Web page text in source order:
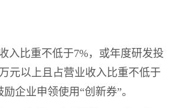
入比重不低于7%，或年度研发投
元以上且占营业收入比重不低于
企业申领使用“创新券”。